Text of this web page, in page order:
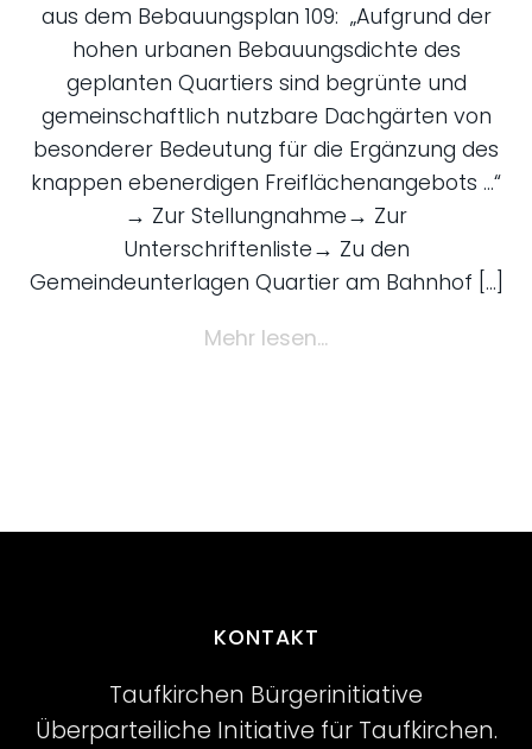
aus dem Bebauungsplan 109: „Aufgrund der
hohen urbanen Bebauungsdichte des
geplanten Quartiers sind begrünte und
gemeinschaftlich nutzbare Dachgärten von
besonderer Bedeutung für die Ergänzung des
knappen ebenerdigen Freiflächenangebots …“
→ Zur Stellungnahme→ Zur
Unterschriftenliste→ Zu den
Gemeindeunterlagen Quartier am Bahnhof […]
Mehr lesen...
KONTAKT
Taufkirchen Bürgerinitiative
Überparteiliche Initiative für Taufkirchen.